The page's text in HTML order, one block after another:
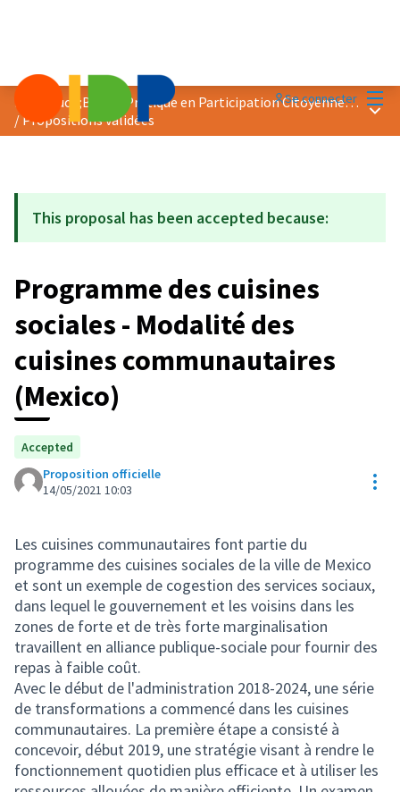
Se connecter
Prix &quot;Bonne Pratique en Participation Citoyenne&quot; 2021
/Propositions validées
This proposal has been accepted because:
Programme des cuisines
sociales - Modalité des
cuisines communautaires
(Mexico)
Accepted
Proposition officielle
14/05/2021 10:03
Les cuisines communautaires font partie du
programme des cuisines sociales de la ville de Mexico
et sont un exemple de cogestion des services sociaux,
dans lequel le gouvernement et les voisins dans les
zones de forte et de très forte marginalisation
travaillent en alliance publique-sociale pour fournir des
repas à faible coût.
Avec le début de l'administration 2018-2024, une série
de transformations a commencé dans les cuisines
communautaires. La première étape a consisté à
concevoir, début 2019, une stratégie visant à rendre le
fonctionnement quotidien plus efficace et à utiliser les